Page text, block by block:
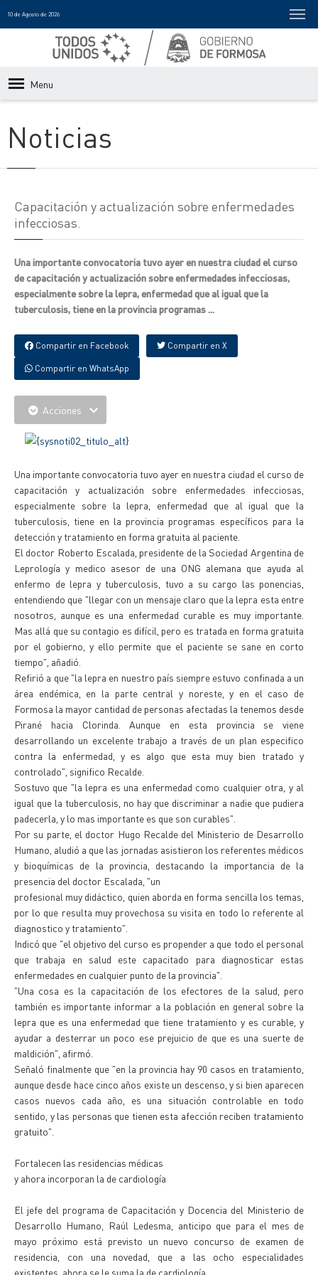
10 de Agosto de 2026
Menu
Noticias
Capacitación y actualización sobre enfermedades
infecciosas.
Una importante convocatoria tuvo ayer en nuestra ciudad el curso
de capacitación y actualización sobre enfermedades infecciosas,
especialmente sobre la lepra, enfermedad que al igual que la
tuberculosis, tiene en la provincia programas ...
Compartir en Facebook Compartir en X
Compartir en WhatsApp
Acciones
Una importante convocatoria tuvo ayer en nuestra ciudad el curso de
capacitación y actualización sobre enfermedades infecciosas,
especialmente sobre la lepra, enfermedad que al igual que la
tuberculosis, tiene en la provincia programas específicos para la
detección y tratamiento en forma gratuita al paciente.
El doctor Roberto Escalada, presidente de la Sociedad Argentina de
Leprología y medico asesor de una ONG alemana que ayuda al
enfermo de lepra y tuberculosis, tuvo a su cargo las ponencias,
entendiendo que "llegar con un mensaje claro que la lepra esta entre
nosotros, aunque es una enfermedad curable es muy importante.
Mas allá que su contagio es difícil, pero es tratada en forma gratuita
por el gobierno, y ello permite que el paciente se sane en corto
tiempo", añadió.
Refirió a que "la lepra en nuestro país siempre estuvo confinada a un
área endémica, en la parte central y noreste, y en el caso de
Formosa la mayor cantidad de personas afectadas la tenemos desde
Pirané hacia Clorinda. Aunque en esta provincia se viene
desarrollando un excelente trabajo a través de un plan especifico
contra la enfermedad, y es algo que esta muy bien tratado y
controlado", significo Recalde.
Sostuvo que "la lepra es una enfermedad como cualquier otra, y al
igual que la tuberculosis, no hay que discriminar a nadie que pudiera
padecerla, y lo mas importante es que son curables".
Por su parte, el doctor Hugo Recalde del Ministerio de Desarrollo
Humano, aludió a que las jornadas asistieron los referentes médicos
y bioquímicas de la provincia, destacando la importancia de la
presencia del doctor Escalada, "un
profesional muy didáctico, quien aborda en forma sencilla los temas,
por lo que resulta muy provechosa su visita en todo lo referente al
diagnostico y tratamiento".
Indicó que "el objetivo del curso es propender a que todo el personal
que trabaja en salud este capacitado para diagnosticar estas
enfermedades en cualquier punto de la provincia".
"Una cosa es la capacitación de los efectores de la salud, pero
también es importante informar a la población en general sobre la
lepra que es una enfermedad que tiene tratamiento y es curable, y
ayudar a desterrar un poco ese prejuicio de que es una suerte de
maldición", afirmó.
Señaló finalmente que "en la provincia hay 90 casos en tratamiento,
aunque desde hace cinco años existe un descenso, y si bien aparecen
casos nuevos cada año, es una situación controlable en todo
sentido, y las personas que tienen esta afección reciben tratamiento
gratuito".
Fortalecen las residencias médicas
y ahora incorporan la de cardiología
El jefe del programa de Capacitación y Docencia del Ministerio de
Desarrollo Humano, Raúl Ledesma, anticipo que para el mes de
mayo próximo está previsto un nuevo concurso de examen de
residencia, con una novedad, que a las ocho especialidades
existentes, ahora se le suma la de cardiología.